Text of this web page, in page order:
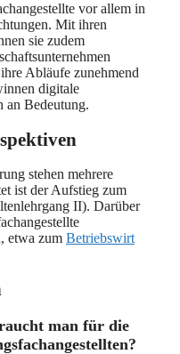
vor allem in
Mit ihren
sie zudem
ihre Abläufe zunehmend
digitale
an Bedeutung.
stehen mehrere
ist der Aufstieg zum
II). Darüber
etwa zum Betriebswirt
man für die